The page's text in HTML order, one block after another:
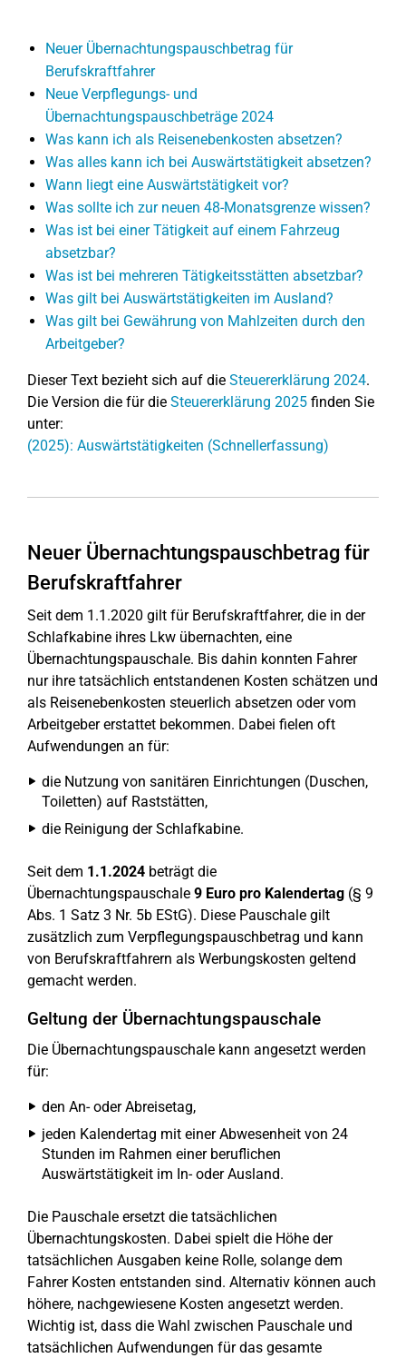
Neuer Übernachtungspauschbetrag für
Berufskraftfahrer
Neue Verpflegungs- und
Übernachtungspauschbeträge 2024
Was kann ich als Reisenebenkosten absetzen?
Was alles kann ich bei Auswärtstätigkeit absetzen?
Wann liegt eine Auswärtstätigkeit vor?
Was sollte ich zur neuen 48-Monatsgrenze wissen?
Was ist bei einer Tätigkeit auf einem Fahrzeug
absetzbar?
Was ist bei mehreren Tätigkeitsstätten absetzbar?
Was gilt bei Auswärtstätigkeiten im Ausland?
Was gilt bei Gewährung von Mahlzeiten durch den
Arbeitgeber?
Dieser Text bezieht sich auf die Steuererklärung 2024.
Die Version die für die Steuererklärung 2025 finden Sie
unter:
(2025): Auswärtstätigkeiten (Schnellerfassung)
Neuer Übernachtungspauschbetrag für
Berufskraftfahrer
Seit dem 1.1.2020 gilt für Berufskraftfahrer, die in der
Schlafkabine ihres Lkw übernachten, eine
Übernachtungspauschale. Bis dahin konnten Fahrer
nur ihre tatsächlich entstandenen Kosten schätzen und
als Reisenebenkosten steuerlich absetzen oder vom
Arbeitgeber erstattet bekommen. Dabei fielen oft
Aufwendungen an für:
die Nutzung von sanitären Einrichtungen (Duschen,
Toiletten) auf Raststätten,
die Reinigung der Schlafkabine.
Seit dem 1.1.2024 beträgt die
Übernachtungspauschale 9 Euro pro Kalendertag (§ 9
Abs. 1 Satz 3 Nr. 5b EStG). Diese Pauschale gilt
zusätzlich zum Verpflegungspauschbetrag und kann
von Berufskraftfahrern als Werbungskosten geltend
gemacht werden.
Geltung der Übernachtungspauschale
Die Übernachtungspauschale kann angesetzt werden
für:
den An- oder Abreisetag,
jeden Kalendertag mit einer Abwesenheit von 24
Stunden im Rahmen einer beruflichen
Auswärtstätigkeit im In- oder Ausland.
Die Pauschale ersetzt die tatsächlichen
Übernachtungskosten. Dabei spielt die Höhe der
tatsächlichen Ausgaben keine Rolle, solange dem
Fahrer Kosten entstanden sind. Alternativ können auch
höhere, nachgewiesene Kosten angesetzt werden.
Wichtig ist, dass die Wahl zwischen Pauschale und
tatsächlichen Aufwendungen für das gesamte